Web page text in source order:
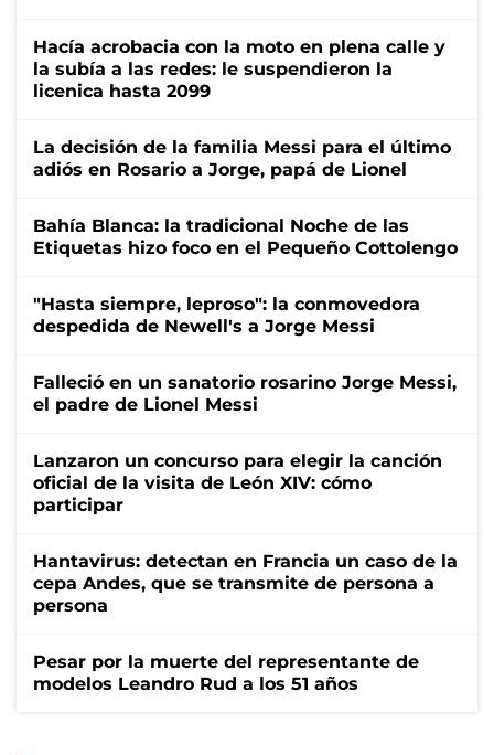
Hacía acrobacia con la moto en plena calle y
la subía a las redes: le suspendieron la
licenica hasta 2099
La decisión de la familia Messi para el último
adiós en Rosario a Jorge, papá de Lionel
Bahía Blanca: la tradicional Noche de las
Etiquetas hizo foco en el Pequeño Cottolengo
"Hasta siempre, leproso": la conmovedora
despedida de Newell's a Jorge Messi
Falleció en un sanatorio rosarino Jorge Messi,
el padre de Lionel Messi
Lanzaron un concurso para elegir la canción
oficial de la visita de León XIV: cómo
participar
Hantavirus: detectan en Francia un caso de la
cepa Andes, que se transmite de persona a
persona
Pesar por la muerte del representante de
modelos Leandro Rud a los 51 años